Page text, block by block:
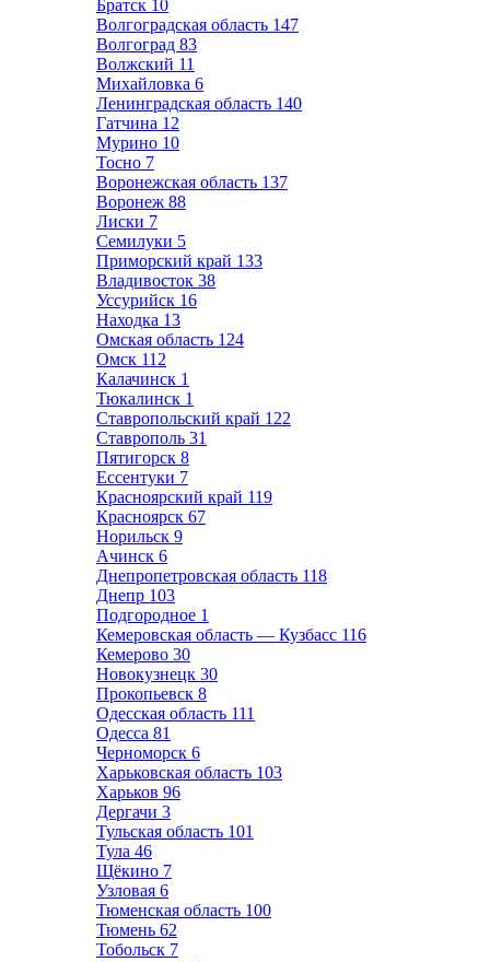
Братск 10
Волгоградская область 147
Волгоград 83
Волжский 11
Михайловка 6
Ленинградская область 140
Гатчина 12
Мурино 10
Тосно 7
Воронежская область 137
Воронеж 88
Лиски 7
Семилуки 5
Приморский край 133
Владивосток 38
Уссурийск 16
Находка 13
Омская область 124
Омск 112
Калачинск 1
Тюкалинск 1
Ставропольский край 122
Ставрополь 31
Пятигорск 8
Ессентуки 7
Красноярский край 119
Красноярск 67
Норильск 9
Ачинск 6
Днепропетровская область 118
Днепр 103
Подгородное 1
Кемеровская область — Кузбасс 116
Кемерово 30
Новокузнецк 30
Прокопьевск 8
Одесская область 111
Одесса 81
Черноморск 6
Харьковская область 103
Харьков 96
Дергачи 3
Тульская область 101
Тула 46
Щёкино 7
Узловая 6
Тюменская область 100
Тюмень 62
Тобольск 7